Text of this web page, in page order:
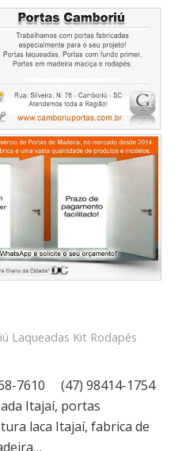
Laqueadas Kit Rodapés
7610 (47) 98414-1754
Itajaí, portas
laca Itajaí, fabrica de